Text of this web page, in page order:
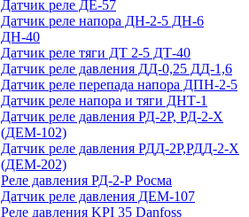
Датчик реле ДЕ-57
Датчик реле напора ДН-2-5 ДН-6
ДН-40
Датчик реле тяги ДТ 2-5 ДТ-40
Датчик реле давления ДД-0,25 ДД-1,6
Датчик реле перепада напора ДПН-2-5
Датчик реле напора и тяги ДНТ-1
Датчик реле давления РД-2Р, РД-2-Х
(ДЕМ-102)
Датчик реле давления РДД-2Р,РДД-2-Х
(ДЕМ-202)
Реле давления РД-2-Р Росма
Датчик реле давления ДЕМ-107
Реле давления KPI 35 Danfoss